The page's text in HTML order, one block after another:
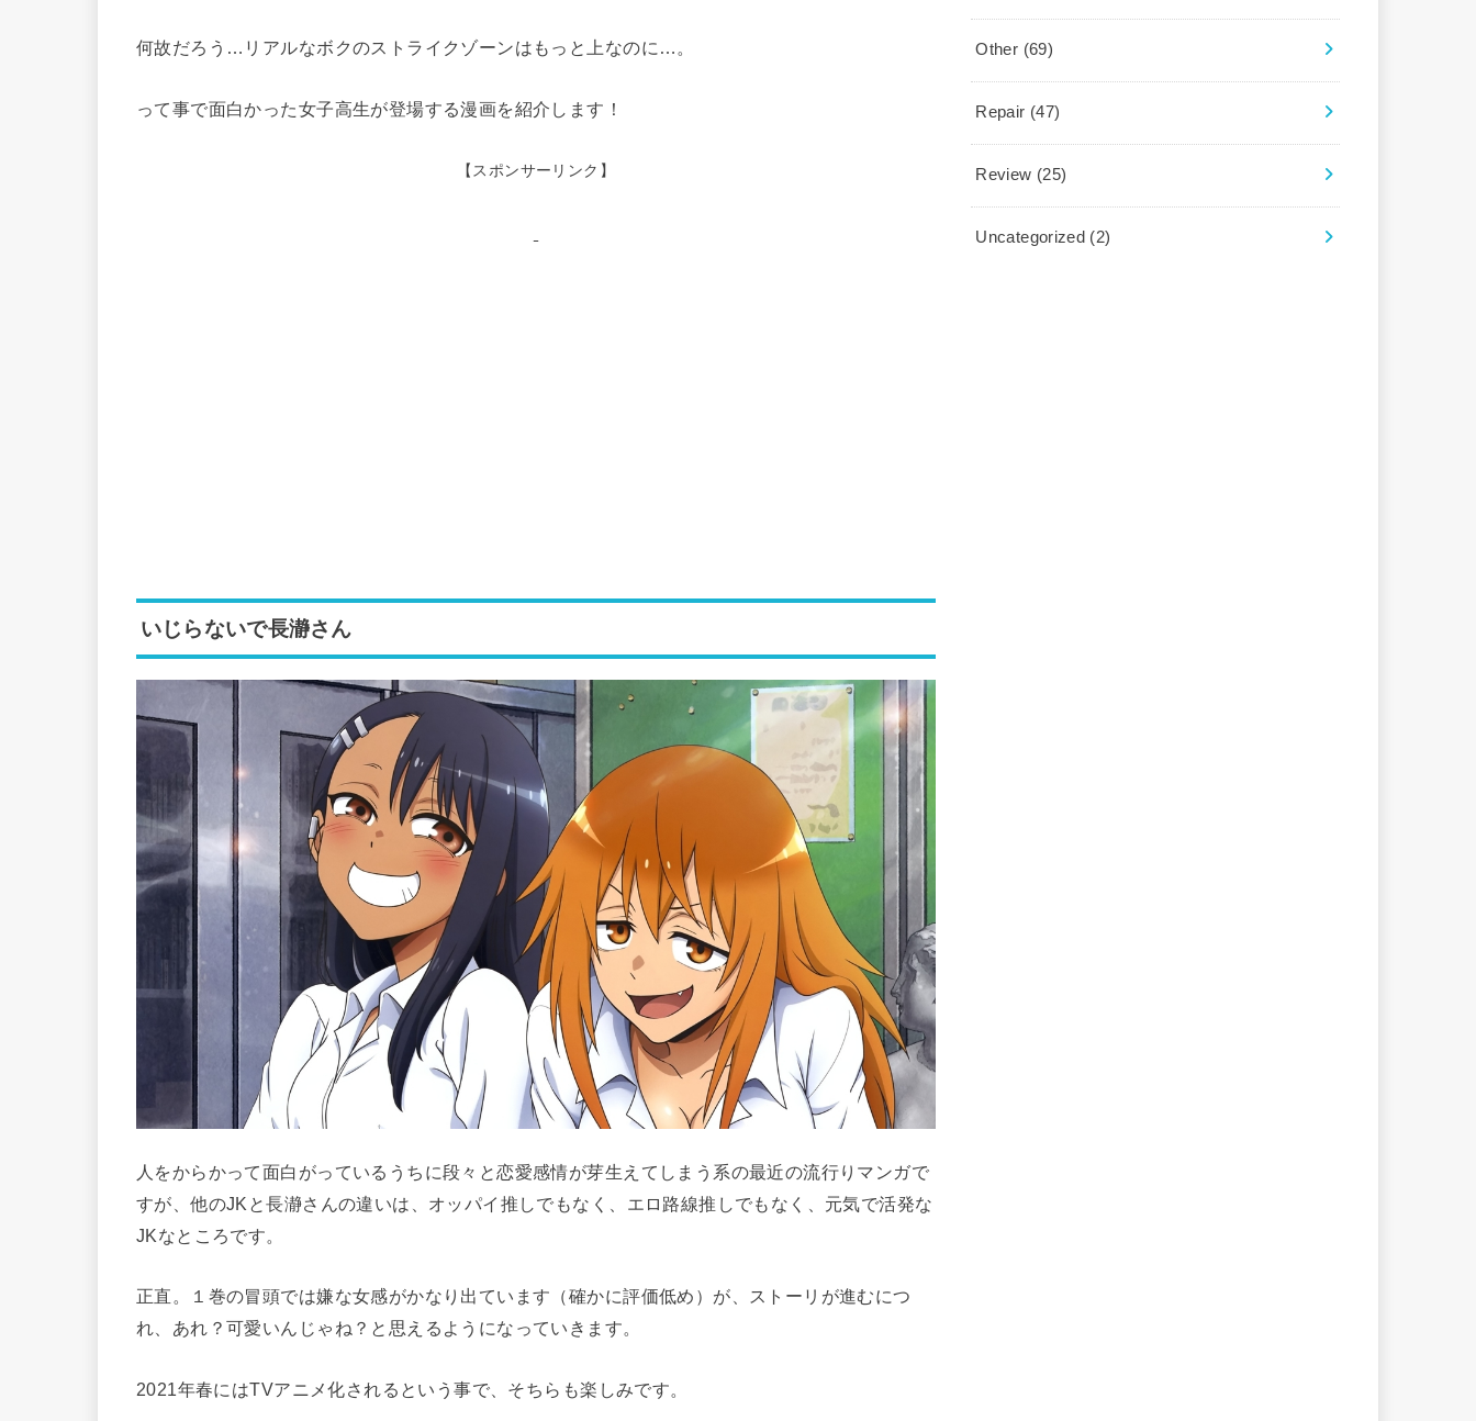
何故だろう…リアルなボクのストライクゾーンはもっと上なのに…。
って事で面白かった女子高生が登場する漫画を紹介します！
【スポンサーリンク】
いじらないで長瀞さん
人をからかって面白がっているうちに段々と恋愛感情が芽生えてしまう系の最近の流行りマンガで
すが、他のJKと長瀞さんの違いは、オッパイ推しでもなく、エロ路線推しでもなく、元気で活発な
JKなところです。
正直。１巻の冒頭では嫌な女感がかなり出ています（確かに評価低め）が、ストーリが進むにつ
れ、あれ？可愛いんじゃね？と思えるようになっていきます。
2021年春にはTVアニメ化されるという事で、そちらも楽しみです。
Other (69)
Repair (47)
Review (25)
Uncategorized (2)